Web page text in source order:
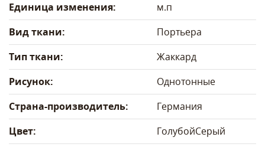
Единица изменения:
м.п
Вид ткани:
Портьера
Тип ткани:
Жаккард
Рисунок:
Однотонные
Страна-производитель:
Германия
Цвет:
ГолубойСерый